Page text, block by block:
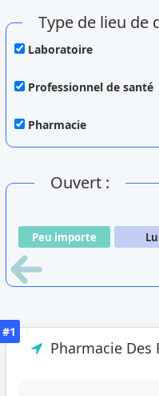
Type de lieu de
Laboratoire
Professionnel de santé
Pharmacie
Ouvert :
Peu importe
#1
Pharmacie Des